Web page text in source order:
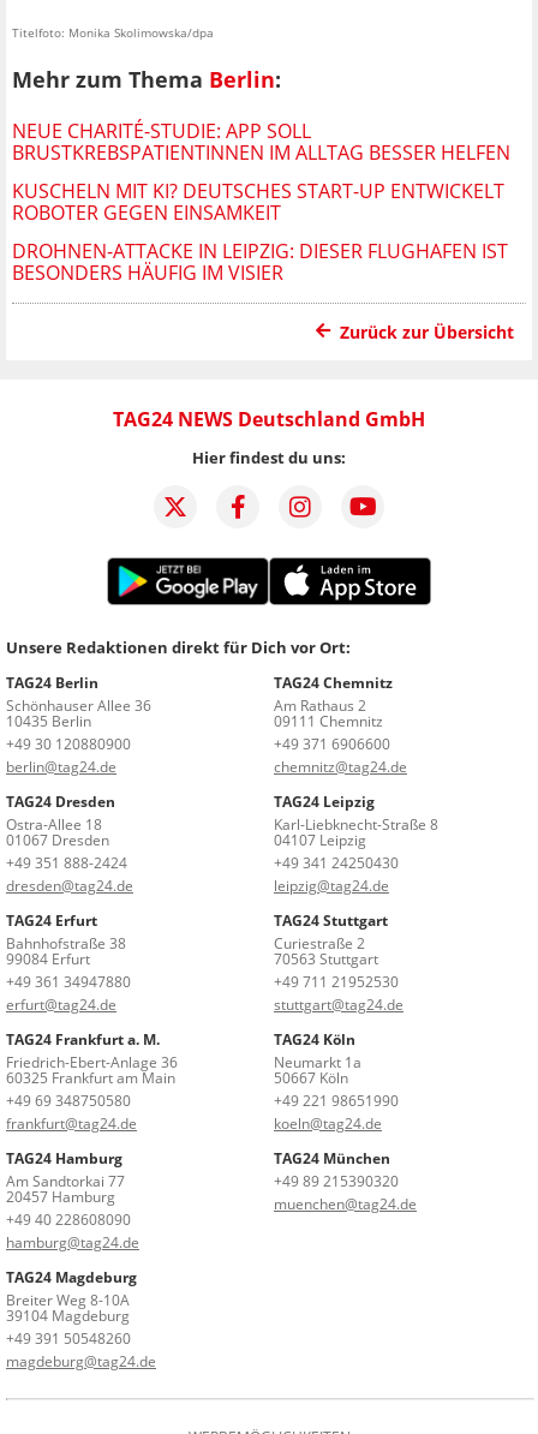
Titelfoto: Monika Skolimowska/dpa
Mehr zum Thema Berlin:
NEUE CHARITÉ-STUDIE: APP SOLL
BRUSTKREBSPATIENTINNEN IM ALLTAG BESSER HELFEN
KUSCHELN MIT KI? DEUTSCHES START-UP ENTWICKELT
ROBOTER GEGEN EINSAMKEIT
DROHNEN-ATTACKE IN LEIPZIG: DIESER FLUGHAFEN IST
BESONDERS HÄUFIG IM VISIER
Zurück zur Übersicht
TAG24 NEWS Deutschland GmbH
Hier findest du uns:
Unsere Redaktionen direkt für Dich vor Ort:
TAG24 Berlin
Schönhauser Allee 36
10435 Berlin
+49 30 120880900
berlin@tag24.de
TAG24 Chemnitz
Am Rathaus 2
09111 Chemnitz
+49 371 6906600
chemnitz@tag24.de
TAG24 Dresden
Ostra-Allee 18
01067 Dresden
+49 351 888-2424
dresden@tag24.de
TAG24 Leipzig
Karl-Liebknecht-Straße 8
04107 Leipzig
+49 341 24250430
leipzig@tag24.de
TAG24 Erfurt
Bahnhofstraße 38
99084 Erfurt
+49 361 34947880
erfurt@tag24.de
TAG24 Stuttgart
Curiestraße 2
70563 Stuttgart
+49 711 21952530
stuttgart@tag24.de
TAG24 Frankfurt a. M.
Friedrich-Ebert-Anlage 36
60325 Frankfurt am Main
+49 69 348750580
frankfurt@tag24.de
TAG24 Köln
Neumarkt 1a
50667 Köln
+49 221 98651990
koeln@tag24.de
TAG24 Hamburg
Am Sandtorkai 77
20457 Hamburg
+49 40 228608090
hamburg@tag24.de
TAG24 München
+49 89 215390320
muenchen@tag24.de
TAG24 Magdeburg
Breiter Weg 8-10A
39104 Magdeburg
+49 391 50548260
magdeburg@tag24.de